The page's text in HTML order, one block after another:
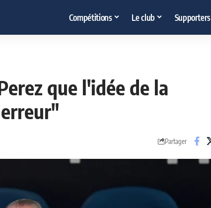
Compétitions Le club Supporters
que l'idée de la
Partager